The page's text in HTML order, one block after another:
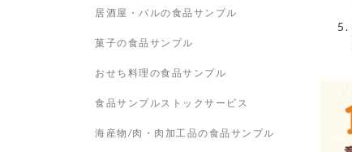
居酒屋・バルの食品サンプル
菓子の食品サンプル
おせち料理の食品サンプル
食品サンプルストックサービス
海産物/肉・肉加工品の食品サンプル